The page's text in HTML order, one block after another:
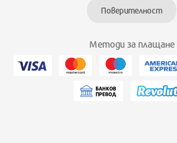
Поверителност
Методи за плащане